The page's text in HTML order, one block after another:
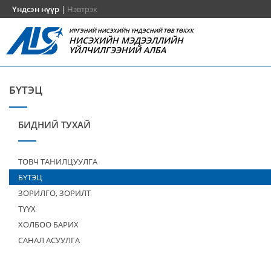
Үндсэн нүүр | Нэвтрэх
ИРГЭНИЙ НИСЭХИЙН ҮНДЭСНИЙ ТӨВ ТӨХХК
НИСЭХИЙН МЭДЭЭЛЛИЙН
ҮЙЛЧИЛГЭЭНИЙ АЛБА
БҮТЭЦ
БИДНИЙ ТУХАЙ
ТОВЧ ТАНИЛЦУУЛГА
БҮТЭЦ
ЗОРИЛГО, ЗОРИЛТ
ТҮҮХ
ХОЛБОО БАРИХ
САНАЛ АСУУЛГА